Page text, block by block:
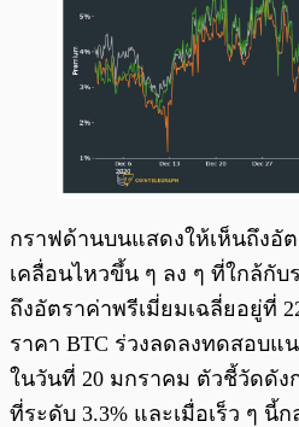
กราฟด้านบนแสดงให้เห็นถึงอั
เคลื่อนไหวขึ้น ๆ ลง ๆ ที่ใกล้กั
ถึงอัตราค่าพรีเมี่ยมเฉลี่ยอยู่ที่
ราคา BTC ร่วงลดลงทดสอบแ
ในวันที่ 20 มกราคม ตัวชี้วัดดัง
ที่ระดับ 3.3% และเมื่อเร็ว ๆ นี้